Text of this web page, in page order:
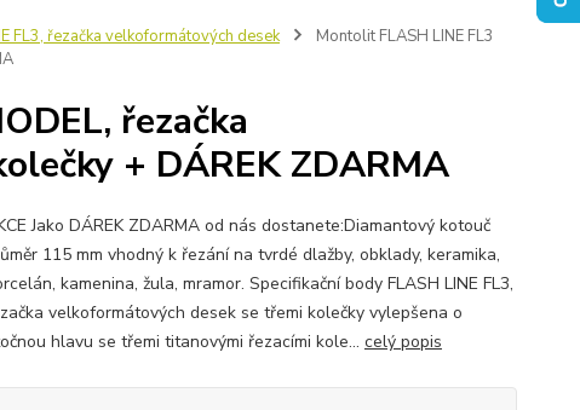
FL3, řezačka velkoformátových desek
Montolit FLASH LINE FL3
řezačka
+ DÁREK ZDARMA
Jako DÁREK ZDARMA od nás dostanete:Diamantový kotouč
115 mm vhodný k řezání na tvrdé dlažby, obklady, keramika,
kamenina, žula, mramor. Specifikační body FLASH LINE FL3,
velkoformátových desek se třemi kolečky vylepšena o
hlavu se třemi titanovými řezacími kole... celý popis